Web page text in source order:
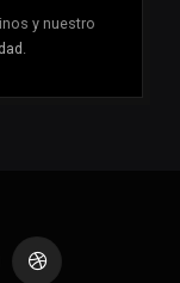
y nuestro
Dribbble